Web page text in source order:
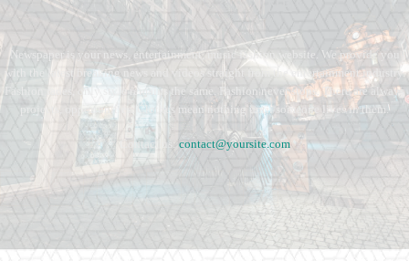
Newspaper is your news, entertainment, music fashion website. We provide you
with the latest breaking news and videos straight from the entertainment industry.
Fashion fades, only style remains the same. Fashion never stops. There are always
projects, opportunities. Clothes mean nothing until someone lives in them.
Contact us: contact@yoursite.com